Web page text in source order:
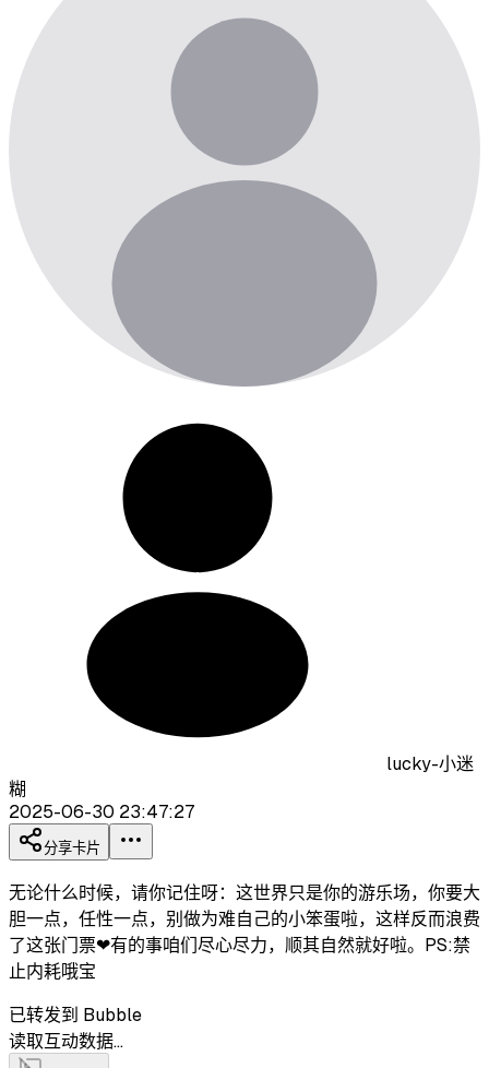
lucky-小迷
糊
2025-06-30 23:47:27
分享卡片
无论什么时候，请你记住呀：这世界只是你的游乐场，你要大
胆一点，任性一点，别做为难自己的小笨蛋啦，这样反而浪费
了这张门票❤有的事咱们尽心尽力，顺其自然就好啦。PS:禁
止内耗哦宝
已转发到 Bubble
读取互动数据…